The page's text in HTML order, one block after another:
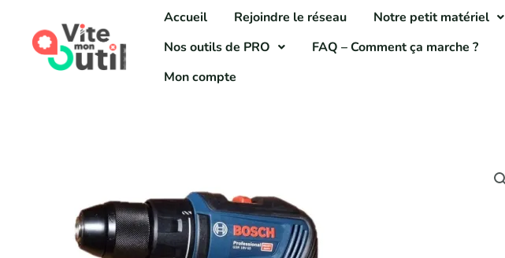
contenu
Accueil Rejoindre le réseau
Notre petit matériel
Nos outils de PRO
FAQ – Comment ça marche ?
Mon compte